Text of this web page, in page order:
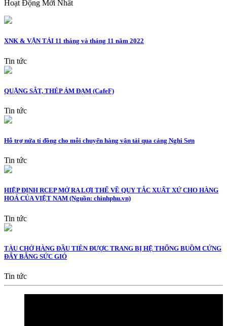
Hoạt Động Mới Nhất
XNK & VẬN TẢI 11 tháng và tháng 11 năm 2022
Tin tức
QUẶNG SẮT, THÉP ẢM ĐẠM (CafeF)
Tin tức
Hỗ trợ nửa tỉ đồng cho mỗi chuyến hàng vận tải qua cảng Nghi Sơn
Tin tức
HIỆP ĐỊNH RCEP MỞ RA LỢI THẾ VỀ QUY TẮC XUẤT XỨ CHO HÀNG
HOÁ CỦA VIỆT NAM (Nguồn: chinhphu.vn)
Tin tức
TÀU CHỞ HÀNG ĐẦU TIÊN ĐƯỢC TRANG BỊ HỆ THỐNG BUỒM CỨNG
ĐẨY BẰNG SỨC GIÓ
Tin tức